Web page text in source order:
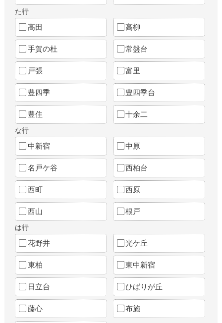
た行
高田 高柳
手賀の杜 常盤台
戸張 富里
豊四季 豊四季台
豊住 十余二
な行
中新宿 中原
名戸ケ谷 西柏台
西町 西原
西山 根戸
は行
花野井 光ケ丘
東柏 東中新宿
日立台 ひばりが丘
藤心 布施